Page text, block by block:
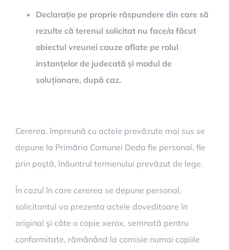
Declarație pe proprie răspundere din care să
rezulte că terenul solicitat nu face/a făcut
obiectul vreunei cauze aflate pe rolul
instanțelor de judecată și modul de
soluționare, după caz.
Cererea, împreună cu actele prevăzute mai sus se
depune la Primăria Comunei Deda fie personal, fie
prin poştă, înăuntrul termenului prevăzut de lege.
În cazul în care cererea se depune personal,
solicitantul va prezenta actele doveditoare în
original şi câte o copie xerox, semnată pentru
conformitate, rămânând la comisie numai copiile